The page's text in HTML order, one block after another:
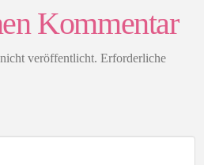
Kommentar
veröffentlicht. Erforderliche